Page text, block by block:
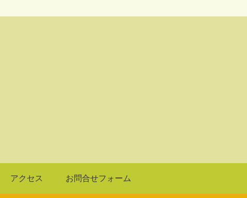
アクセス お問合せフォーム